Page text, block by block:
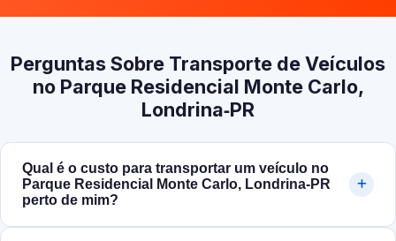
Perguntas Sobre Transporte de Veículos
no Parque Residencial Monte Carlo,
Londrina‑PR
Qual é o custo para transportar um veículo no
Parque Residencial Monte Carlo, Londrina‑PR
perto de mim?